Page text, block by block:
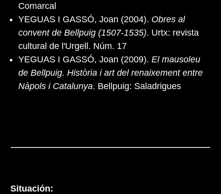
Comarcal
YEGUAS I GASSÓ, Joan (2004). Obres al
convent de Bellpuig (1507-1535). Urtx: revista
cultural de l'Urgell. Núm. 17
YEGUAS I GASSÓ, Joan (2009). El mausoleu
de Bellpuig. Història i art del renaixement entre
Nàpols i Catalunya. Bellpuig: Saladrigues
Situación: